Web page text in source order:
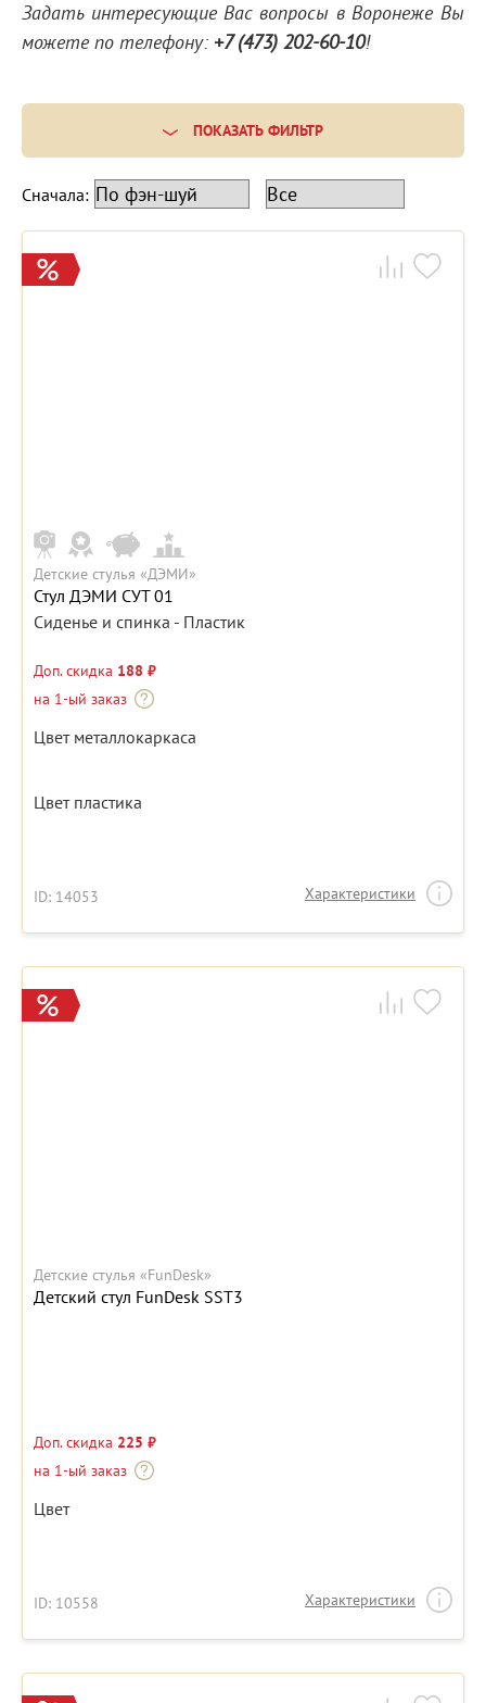
Задать интересующие Вас вопросы в Воронеже Вы
можете по телефону: +7 (473) 202-60-10!
ПОКАЗАТЬ ФИЛЬТР
Сначала:
Детские стулья «ДЭМИ»
Стул ДЭМИ СУТ 01
Сиденье и спинка - Пластик
Доп. скидка 188 ₽
на 1-ый заказ
Цвет металлокаркаса
Цвет пластика
ID: 14053 Характеристики
Детские стулья «FunDesk»
Детский стул FunDesk SST3
Доп. скидка 225 ₽
на 1-ый заказ
Цвет
ID: 10558 Характеристики